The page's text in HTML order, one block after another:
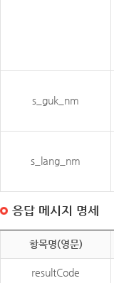
s_guk_nm
s_lang_nm
응답 메시지 명세
항목명(영문)
resultCode